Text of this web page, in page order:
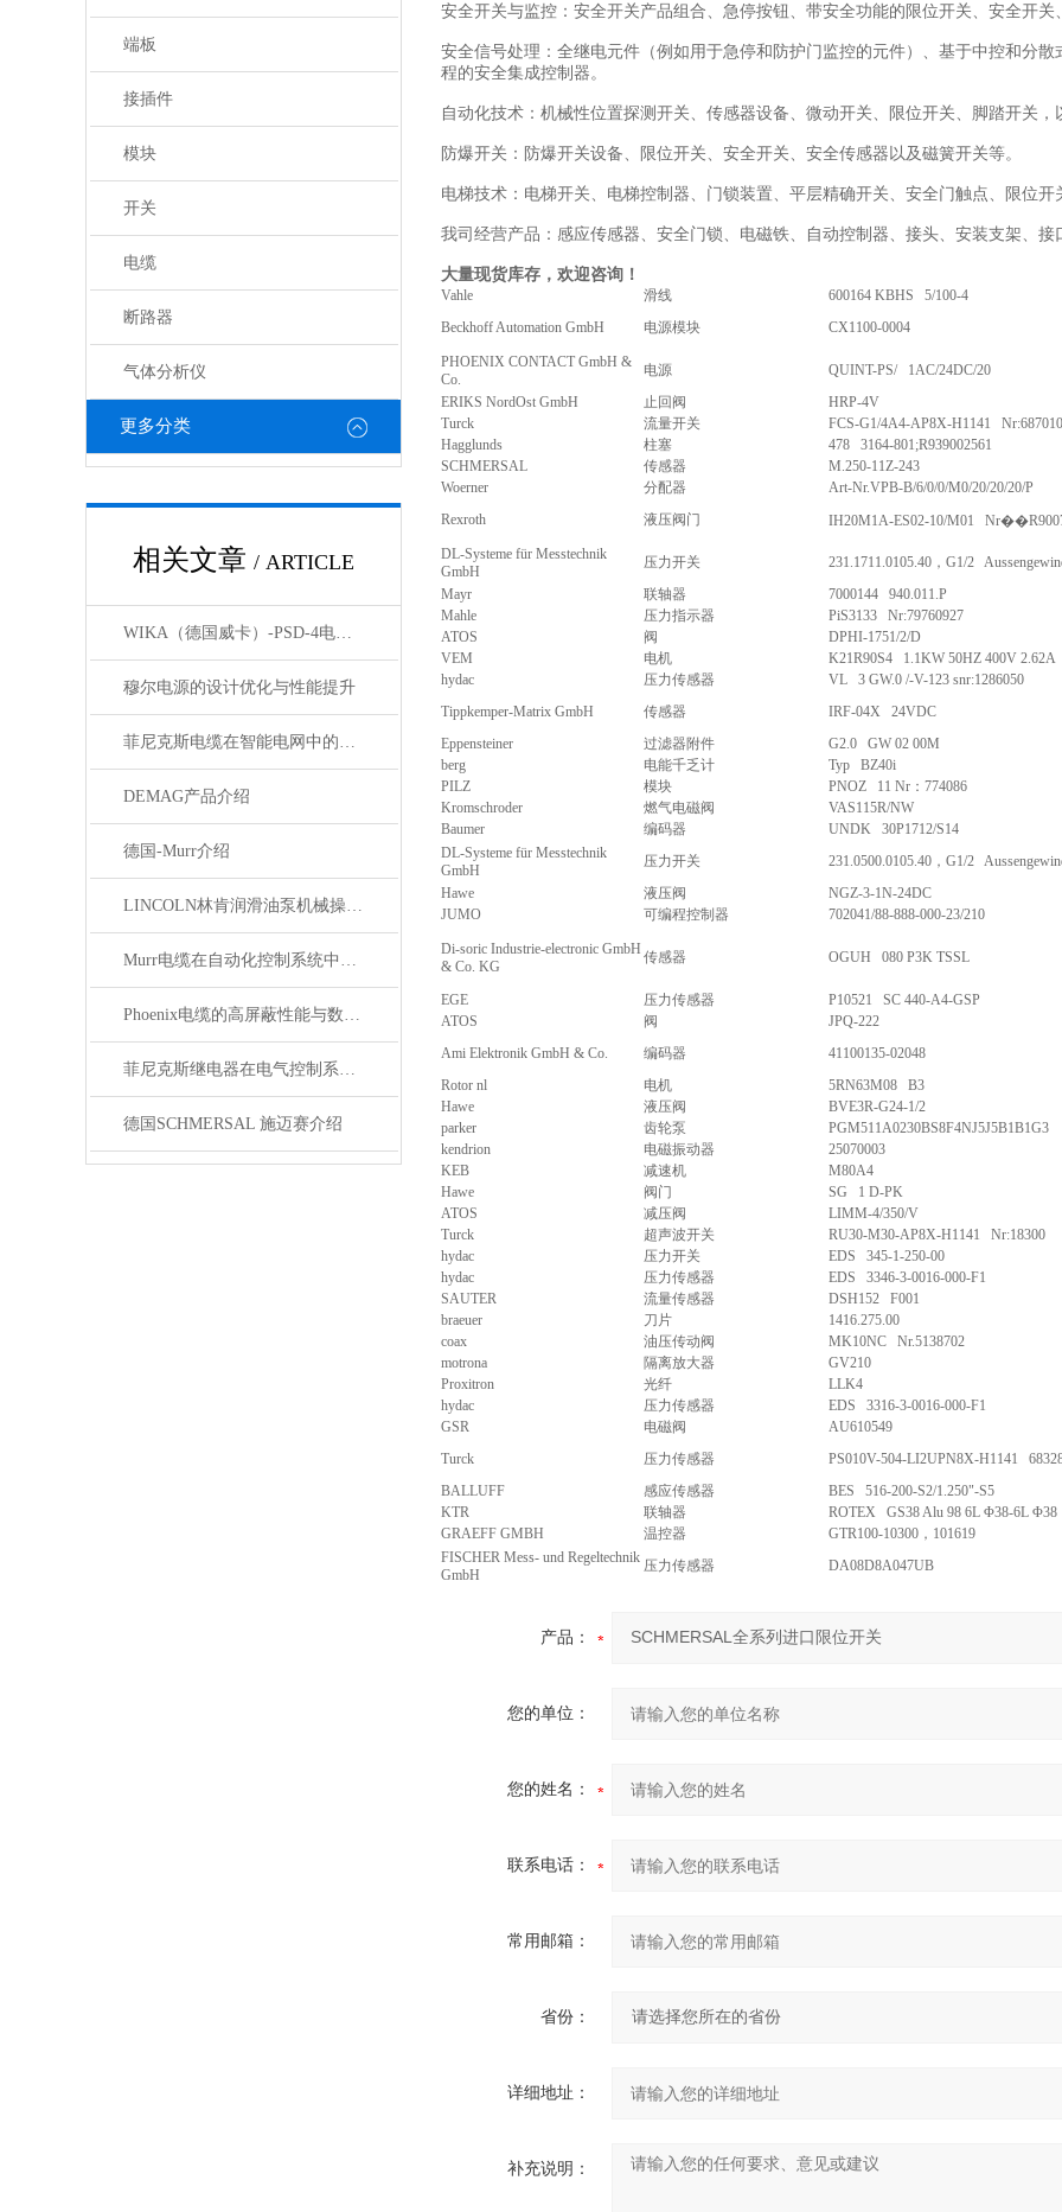
端板
接插件
模块
开关
电缆
断路器
气体分析仪
更多分类
相关文章 / ARTICLE
WIKA（德国威卡）-PSD-4电子压力开关
穆尔电源的设计优化与性能提升
菲尼克斯电缆在智能电网中的应用
DEMAG产品介绍
德国-Murr介绍
LINCOLN林肯润滑油泵机械操作原理
Murr电缆在自动化控制系统中的应用
Phoenix电缆的高屏蔽性能与数据传输优势
菲尼克斯继电器在电气控制系统中的应用
德国SCHMERSAL 施迈赛介绍
安全开关与监控：安全开关产品组合、急停按钮、带安全功能的限位开关、安全开
安全信号处理：全继电元件（例如用于急停和防护门监控的元件）、基于中控和分
程的安全集成控制器。
自动化技术：机械性位置探测开关、传感器设备、微动开关、限位开关、脚踏开关
防爆开关：防爆开关设备、限位开关、安全开关、安全传感器以及磁簧开关等。
电梯技术：电梯开关、电梯控制器、门锁装置、平层精确开关、安全门触点、限位
我司经营产品：感应传感器、安全门锁、电磁铁、自动控制器、接头、安装支架、接
大量现货库存，欢迎咨询！
Vahle 滑线
600164 KBHS 5/100-4
Beckhoff Automation GmbH
电源模块 CX1100-0004
PHOENIX CONTACT GmbH &
Co.
电源
QUINT-PS/ 1AC/24DC/20
ERIKS NordOst GmbH
止回阀
HRP-4V
Turck
流量开关
FCS-G1/4A4-AP8X-H1141
Hagglunds
柱塞
478 3164-801;R939002561
SCHMERSAL
传感器
M.250-11Z-243
Woerner
分配器
Art-Nr.VPB-B/6/0/0/M0/20/20/20/P
Rexroth
液压阀门
IH20M1A-ES02-10/M01
DL-Systeme für Messtechnik
GmbH
压力开关
231.1711.0105.40，G1/2
Mayr
联轴器
7000144 940.011.P
Mahle
压力指示器
PiS3133 Nr:79760927
ATOS
阀
DPHI-1751/2/D
VEM
电机
K21R90S4 1.1KW 50HZ 400V 2.62A
hydac
压力传感器
VL 3 GW.0 /-V-123 snr:1286050
Tippkemper-Matrix GmbH
传感器
IRF-04X 24VDC
Eppensteiner
过滤器附件
G2.0 GW 02 00M
berg
电能千乏计
Typ BZ40i
PILZ
模块
PNOZ 11 Nr：774086
Kromschroder
燃气电磁阀
VAS115R/NW
Baumer
编码器
UNDK 30P1712/S14
DL-Systeme für Messtechnik
GmbH
压力开关
231.0500.0105.40，G1/2
Hawe
液压阀
NGZ-3-1N-24DC
JUMO
可编程控制器 702041/88-888-000-23/210
Di-soric Industrie-electronic GmbH
& Co. KG
传感器 OGUH 080 P3K TSSL
EGE 压力传感器
P10521 SC 440-A4-GSP
ATOS
阀
JPQ-222
Ami Elektronik GmbH & Co.
编码器
41100135-02048
Rotor nl
电机
5RN63M08 B3
Hawe
液压阀
BVE3R-G24-1/2
parker
齿轮泵
PGM511A0230BS8F4NJ5J5B1B1G3
kendrion
电磁振动器
25070003
KEB
减速机
M80A4
Hawe
阀门
SG 1 D-PK
ATOS
减压阀
LIMM-4/350/V
Turck
超声波开关
RU30-M30-AP8X-H1141 Nr:18300
hydac
压力开关
EDS 345-1-250-00
hydac
压力传感器
EDS 3346-3-0016-000-F1
SAUTER
流量传感器
DSH152 F001
braeuer
刀片
1416.275.00
coax
油压传动阀
MK10NC Nr.5138702
motrona
隔离放大器
GV210
Proxitron
光纤
LLK4
hydac
压力传感器
EDS 3316-3-0016-000-F1
GSR
电磁阀
AU610549
Turck
压力传感器
PS010V-504-LI2UPN8X-H1141
BALLUFF
感应传感器
BES 516-200-S2/1.250"-S5
KTR
联轴器
ROTEX GS38 Alu 98 6L Φ38-6L Φ38
GRAEFF GMBH
温控器
GTR100-10300，101619
FISCHER Mess- und Regeltechnik
GmbH
压力传感器 DA08D8A047UB
产品：
您的单位：
您的姓名：
联系电话：
常用邮箱：
省份：
详细地址：
补充说明：